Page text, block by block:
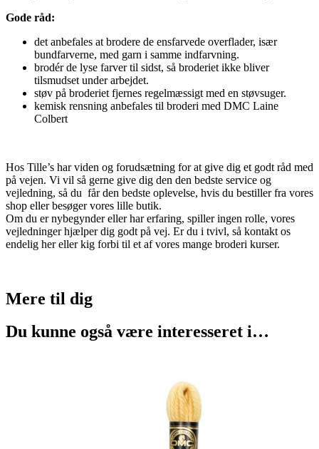
Gode råd:
det anbefales at brodere de ensfarvede overflader, især
bundfarverne, med garn i samme indfarvning.
brodér de lyse farver til sidst, så broderiet ikke bliver
tilsmudset under arbejdet.
støv på broderiet fjernes regelmæssigt med en støvsuger.
kemisk rensning anbefales til broderi med DMC Laine
Colbert
Hos Tille’s har viden og forudsætning for at give dig et godt råd med
på vejen. Vi vil så gerne give dig den den bedste service og
vejledning, så du får den bedste oplevelse, hvis du bestiller fra vores
shop eller besøger vores lille butik.
Om du er nybegynder eller har erfaring, spiller ingen rolle, vores
vejledninger hjælper dig godt på vej. Er du i tvivl, så kontakt os
endelig her eller kig forbi til et af vores mange broderi kurser.
Mere til dig
Du kunne også være interesseret i…